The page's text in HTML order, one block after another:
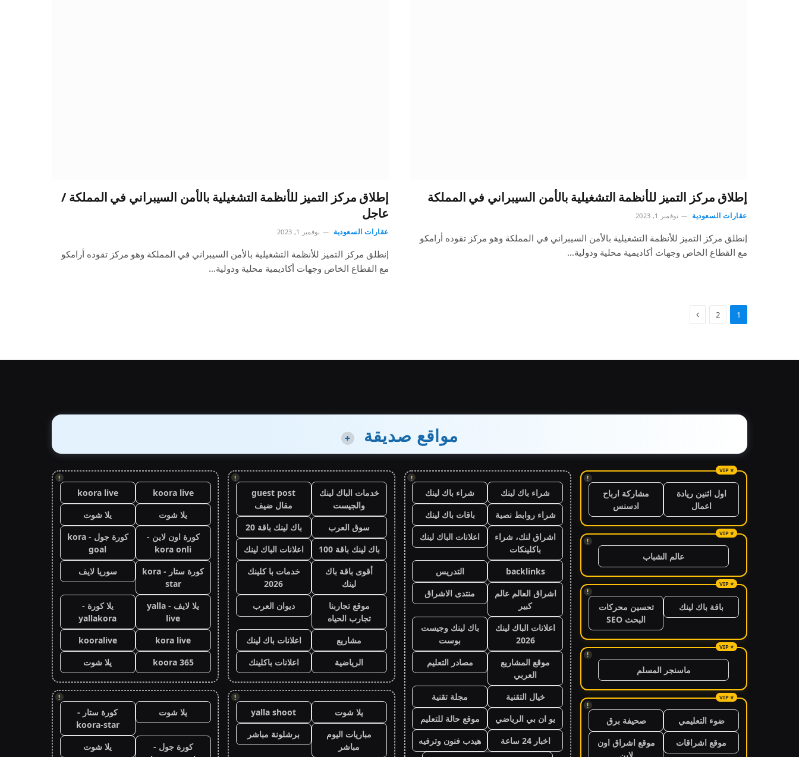
إطلاق مركز التميز للأنظمة التشغيلية بالأمن السيبراني في المملكة
عقارات السعودية نوفمبر 1, 2023
إنطلق مركز التميز للأنظمة التشغيلية بالأمن السيبراني في المملكة وهو مركز تقوده أرامكو
مع القطاع الخاص وجهات أكاديمية محلية ودولية…
إطلاق مركز التميز للأنظمة التشغيلية بالأمن السيبراني في المملكة /
عاجل
عقارات السعودية نوفمبر 1, 2023
إنطلق مركز التميز للأنظمة التشغيلية بالأمن السيبراني في المملكة وهو مركز تقوده أرامكو
مع القطاع الخاص وجهات أكاديمية محلية ودولية…
1
2
مواقع صديقة +
!
اول اثنين ريادة
اعمال
مشاركة ارباح
ادسنس
!
عالم الشباب
!
باقة باك لينك
تحسين محركات
البحث SEO
!
ماسنجر المسلم
!
ضوء التعليمي
صحيفة برق
موقع اشراقات
موقع اشراق اون
لاين
!
شراء باك لينك
شراء باك لينك
شراء روابط نصية
باقات باك لينك
اشراق لنك، شراء
باكلينكات
اعلانات الباك لينك
backlinks
التدريس
اشراق العالم عالم
كبير
منتدى الاشراق
اعلانات الباك لينك
2026
باك لينك وجيست
بوست
موقع المشاريع
العربي
مصادر التعليم
خيال التقنية
مجلة تقنية
يو ان بي الرياضي
موقع حالة للتعليم
اخبار 24 ساعة
هيدب فنون وترفيه
!
خدمات الباك لينك
والجيست
guest post
مقال ضيف
سوق العرب
باك لينك باقة 20
باك لينك باقة 100
اعلانات الباك لينك
أقوى باقة باك
لينك
خدمات با كلينك
2026
موقع تجاربنا
تجارب الحياه
ديوان العرب
مشاريع
اعلانات باك لينك
الرياضية
اعلانات باكلينك
!
يلا شوت
yalla shoot
مباريات اليوم
مباشر
برشلونة مباشر
!
koora live
koora live
يلا شوت
يلا شوت
كورة اون لاين -
kora onli
كورة جول - kora
goal
كورة ستار - kora
star
سوريا لايف
يلا لايف - yalla
live
يلا كورة -
yallakora
kora live
kooralive
koora 365
يلا شوت
!
يلا شوت
كورة ستار -
koora-star
كورة جول -
يلا شوت